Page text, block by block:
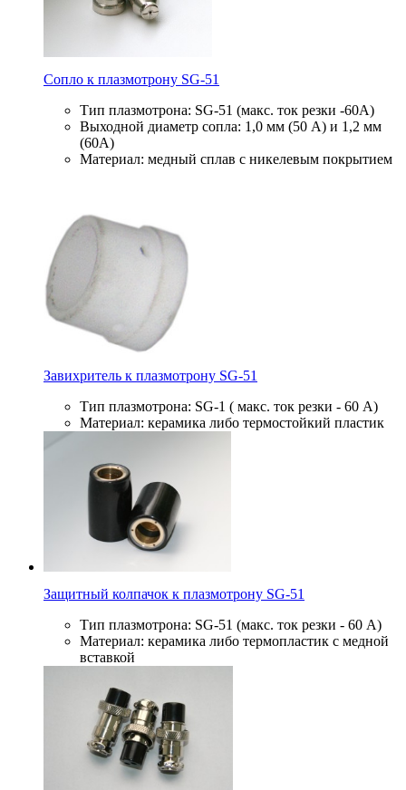
Сопло к плазмотрону SG-51
Тип плазмотрона: SG-51 (макс. ток резки -60А)
Выходной диаметр сопла: 1,0 мм (50 А) и 1,2 мм
(60А)
Материал: медный сплав с никелевым покрытием
Завихритель к плазмотрону SG-51
Тип плазмотрона: SG-1 ( макс. ток резки - 60 А)
Материал: керамика либо термостойкий пластик
Защитный колпачок к плазмотрону SG-51
Тип плазмотрона: SG-51 (макс. ток резки - 60 А)
Материал: керамика либо термопластик с медной
вставкой